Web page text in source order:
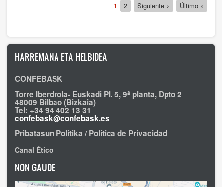
Página
actual
1 Página
2
Siguiente
página
Siguiente >
Última
página
Último »
HARREMANA ETA HELBIDEA
CONFEBASK
Torre Iberdrola- Euskadi Pl. 5, 9ª planta, Dpto 2
48009 Bilbao (Bizkaia)
Tel: +34 94 402 13 31
confebask@confebask.es
Pribatasun Politika / Política de Privacidad
Canal Ético
NON GAUDE